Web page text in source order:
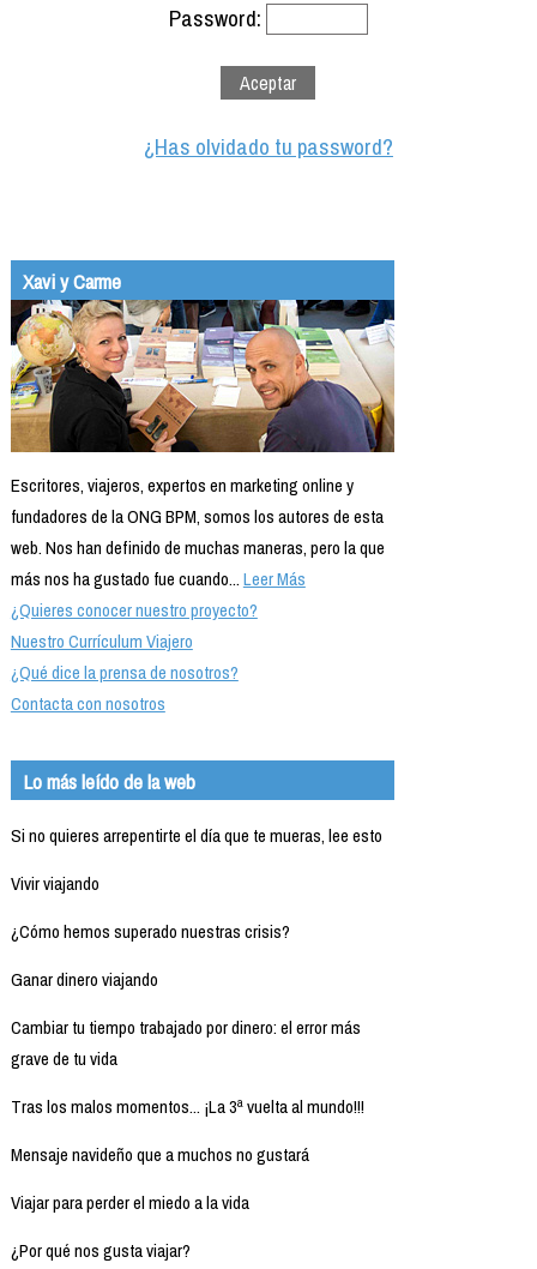
Password:
¿Has olvidado tu password?
Xavi y Carme
Escritores, viajeros, expertos en marketing online y
fundadores de la ONG BPM, somos los autores de esta
web. Nos han definido de muchas maneras, pero la que
más nos ha gustado fue cuando...Leer Más
¿Quieres conocer nuestro proyecto?
Nuestro Currículum Viajero
¿Qué dice la prensa de nosotros?
Contacta con nosotros
Lo más leído de la web
Si no quieres arrepentirte el día que te mueras, lee esto
Vivir viajando
¿Cómo hemos superado nuestras crisis?
Ganar dinero viajando
Cambiar tu tiempo trabajado por dinero: el error más
grave de tu vida
Tras los malos momentos... ¡La 3ª vuelta al mundo!!!
Mensaje navideño que a muchos no gustará
Viajar para perder el miedo a la vida
¿Por qué nos gusta viajar?